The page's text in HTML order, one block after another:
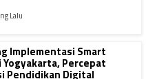
Lalu
Implementasi Smart
Yogyakarta, Percepat
Pendidikan Digital